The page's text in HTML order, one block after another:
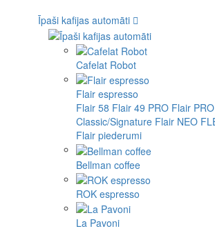
Īpaši kafijas automāti
Cafelat Robot
Flair espresso
Flair 58 Flair 49 PRO Flair PRO
Classic/Signature Flair NEO
Flair piederumi
Bellman coffee
ROK espresso
La Pavoni